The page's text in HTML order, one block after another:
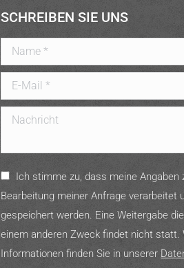
SCHREIBEN SIE UNS
Name *
E-Mail *
Nachricht
Ich stimme zu, dass meine Angaben
Bearbeitung meiner Anfrage verarbeitet
gespeichert werden. Eine Weitergabe
einem anderen Zweck findet nicht statt.
Informationen finden Sie in unserer